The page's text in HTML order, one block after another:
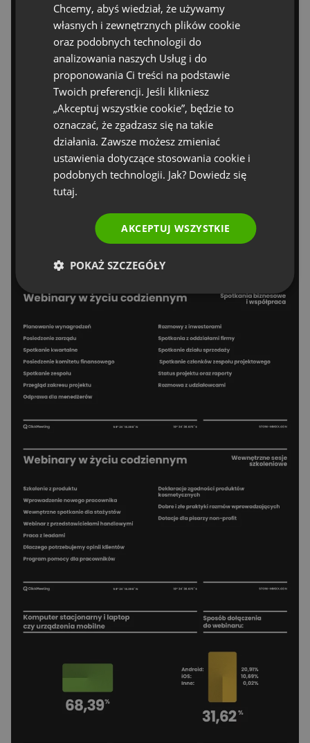
FRENCH
RUSSIAN
SPANISH
ITALIAN
Chcemy, abyś wiedział, że używamy
własnych i zewnętrznych plików cookie
oraz podobnych technologii do
analizowania naszych Usług i do
proponowania Ci treści na podstawie
Twoich preferencji. Jeśli klikniesz
„Akceptuj wszystkie cookie”, będzie to
oznaczać, że zgadzasz się na takie
działania. Zawsze możesz zmieniać
ustawienia dotyczące stosowania cookie i
podobnych technologii. Jak? Dowiedz się
tutaj.
AKCEPTUJ WSZYSTKIE
POKAŻ SZCZEGÓŁY